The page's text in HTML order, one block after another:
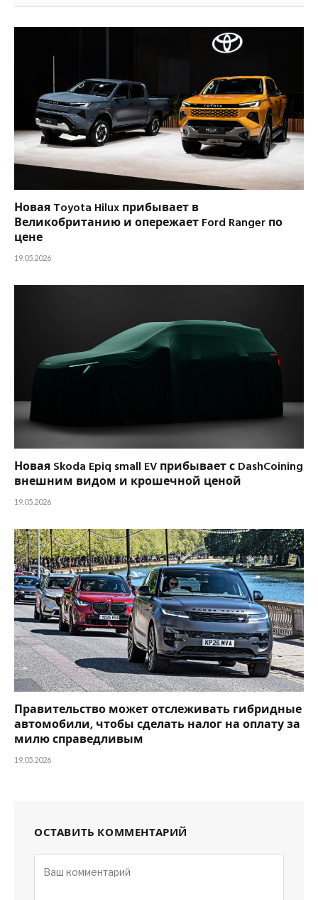
Новая Toyota Hilux прибывает в
Великобританию и опережает Ford Ranger по
цене
19.05.2026
Новая Skoda Epiq small EV прибывает с DashCoining
внешним видом и крошечной ценой
19.05.2026
Правительство может отслеживать гибридные
автомобили, чтобы сделать налог на оплату за
милю справедливым
19.05.2026
ОСТАВИТЬ КОММЕНТАРИЙ